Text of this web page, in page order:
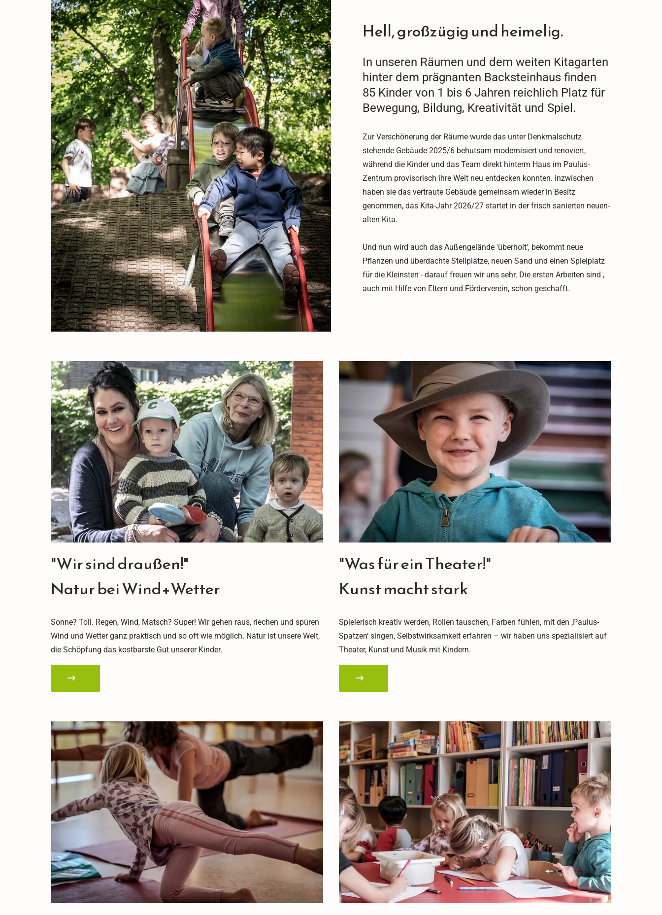
Hell, großzügig und heimelig.
In unseren Räumen und dem weiten Kitagarten
hinter dem prägnanten Backsteinhaus finden
85 Kinder von 1 bis 6 Jahren reichlich Platz für
Bewegung, Bildung, Kreativität und Spiel.
Zur Verschönerung der Räume wurde das unter Denkmalschutz
stehende Gebäude 2025/6 behutsam modernisiert und renoviert,
während die Kinder und das Team direkt hinterm Haus im Paulus-
Zentrum provisorisch ihre Welt neu entdecken konnten. Inzwischen
haben sie das vertraute Gebäude gemeinsam wieder in Besitz
genommen, das Kita-Jahr 2026/27 startet in der frisch sanierten neuen-
alten Kita.
Und nun wird auch das Außengelände 'überholt', bekommt neue
Pflanzen und überdachte Stellplätze, neuen Sand und einen Spielplatz
für die Kleinsten - darauf freuen wir uns sehr. Die ersten Arbeiten sind ,
auch mit Hilfe von Eltern und Förderverein, schon geschafft.
"Wir sind draußen!"
Natur bei Wind+Wetter
Sonne? Toll. Regen, Wind, Matsch? Super! Wir gehen raus, riechen und spüren
Wind und Wetter ganz praktisch und so oft wie möglich. Natur ist unsere Welt,
die Schöpfung das kostbarste Gut unserer Kinder.
"Was für ein Theater!"
Kunst macht stark
Spielerisch kreativ werden, Rollen tauschen, Farben fühlen, mit den ‚Paulus-
Spatzen‘ singen, Selbstwirksamkeit erfahren – wir haben uns spezialisiert auf
Theater, Kunst und Musik mit Kindern.